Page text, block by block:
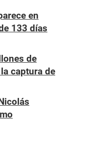
en
133 días
de
captura de